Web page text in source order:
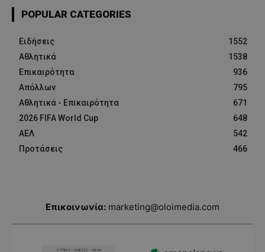
POPULAR CATEGORIES
Ειδήσεις
1552
Αθλητικά
1538
Επικαιρότητα
936
Απόλλων
795
Αθλητικά - Επικαιρότητα
671
2026 FIFA World Cup
648
ΑΕΛ
542
Προτάσεις
466
Επικοινωνία: marketing@oloimedia.com